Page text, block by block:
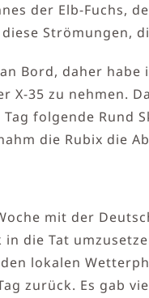
der Elb-
Strömungen,
Bord, daher
X-35 zu nehmen.
Tag folgende
die Rubix die
mit der
in die Tat
lokalen
zurück. Es gab